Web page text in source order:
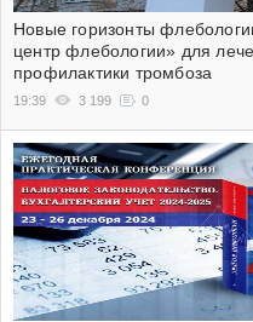
Новые горизонты
центр флебологии» для
профилактики тромбоза
19:39 3 199 0